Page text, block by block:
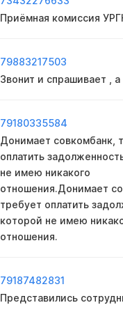
Приёмная комиссия
79883217503
Звонит и спрашивает , а
79180335584
Донимает совкомбанк,
оплатить
не имею никакого
отношения.Донимает
требует оплатить
которой не имею
отношения.
79187482831
Представились